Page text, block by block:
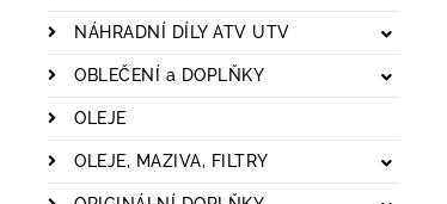
NÁHRADNÍ DÍLY ATV UTV
OBLEČENÍ a DOPLŇKY
OLEJE
OLEJE, MAZIVA, FILTRY